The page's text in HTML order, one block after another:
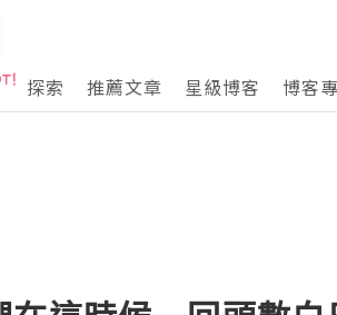
探索
推薦文章 星級博客 博客